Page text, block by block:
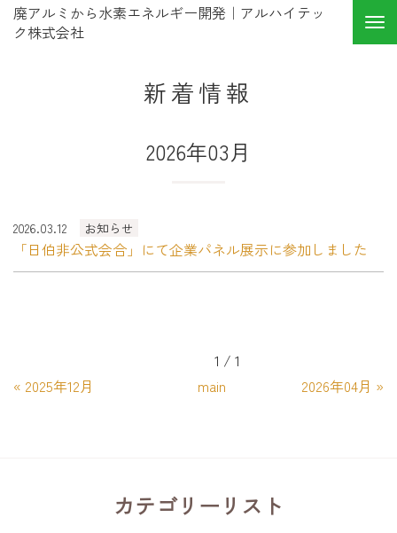
廃アルミから水素エネルギー開発｜アルハイテッ
ク株式会社
新着情報
2026年03月
2026.03.12 お知らせ
「日伯非公式会合」にて企業パネル展示に参加しました
1 / 1
« 2025年12月 main 2026年04月 »
カテゴリーリスト